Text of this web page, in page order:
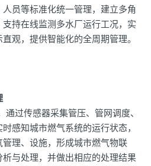
员等标准化统一管理，建立多角
持在线监测多水厂运行工况，实
观，提供智能化的全周期管理。
过传感器采集管压、管网调度、
感知城市燃气系统的运行状态，
理、设施，形成城市燃气物联
与处理，并做出相应的处理结果